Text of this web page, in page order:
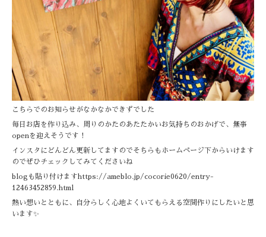
こちらでのお知らせがなかなかできずでした
毎日お店を作り込み、周りのかたのあたたかいお気持ちのおかげで、無事
openを迎えそうです！
インスタにどんどん更新してますのでそちらもホームページ下からいけます
のでぜひチェックしてみてくださいね
blogも貼り付けますhttps://ameblo.jp/cocorie0620/entry-
12463452859.html
熱い想いとともに、自分らしく心地よくいてもらえる空間作りにしたいと思
います✨